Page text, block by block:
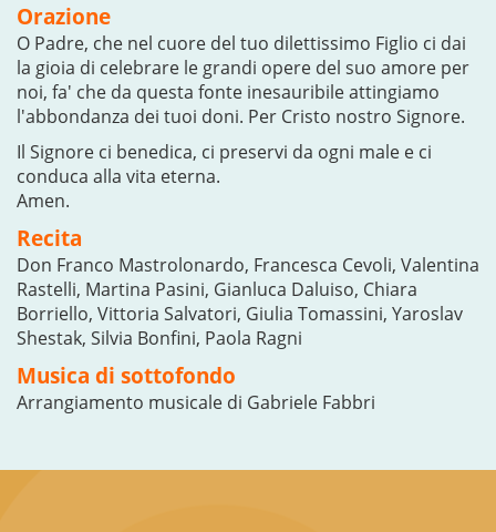
Orazione
O Padre, che nel cuore del tuo dilettissimo Figlio ci dai
la gioia di celebrare le grandi opere del suo amore per
noi, fa' che da questa fonte inesauribile attingiamo
l'abbondanza dei tuoi doni. Per Cristo nostro Signore.
Il Signore ci benedica, ci preservi da ogni male e ci
conduca alla vita eterna.
Amen.
Recita
Don Franco Mastrolonardo, Francesca Cevoli, Valentina
Rastelli, Martina Pasini, Gianluca Daluiso, Chiara
Borriello, Vittoria Salvatori, Giulia Tomassini, Yaroslav
Shestak, Silvia Bonfini, Paola Ragni
Musica di sottofondo
Arrangiamento musicale di Gabriele Fabbri